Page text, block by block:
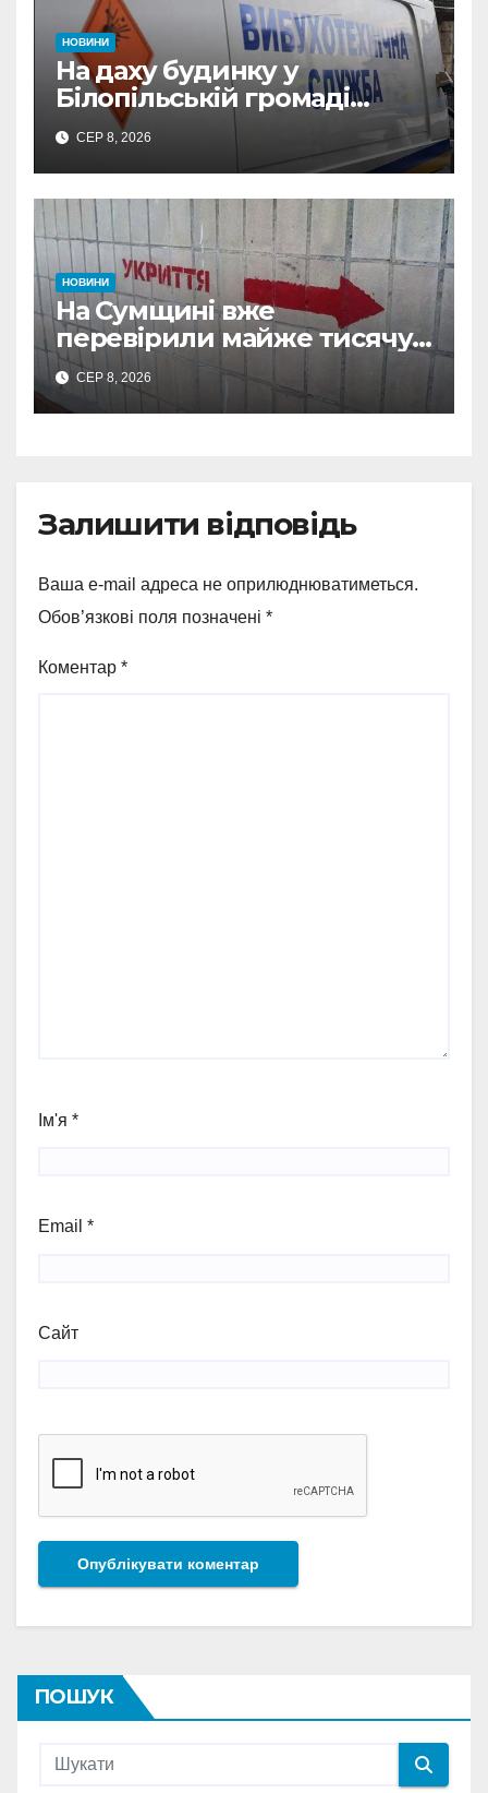
НОВИНИ
На даху будинку у
Білопільській громаді
знайшли 120-мм міну
СЕР 8, 2026
НОВИНИ
На Сумщині вже
перевірили майже тисячу
укриттів: де виявили
замкнені двері
СЕР 8, 2026
Залишити відповідь
Ваша e-mail адреса не оприлюднюватиметься.
Обов’язкові поля позначені *
Коментар *
Ім'я *
Email *
Сайт
ПОШУК